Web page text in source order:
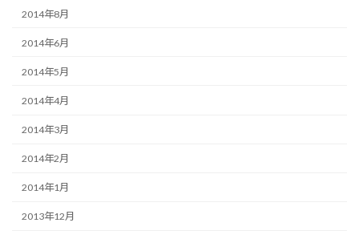
2014年8月
2014年6月
2014年5月
2014年4月
2014年3月
2014年2月
2014年1月
2013年12月